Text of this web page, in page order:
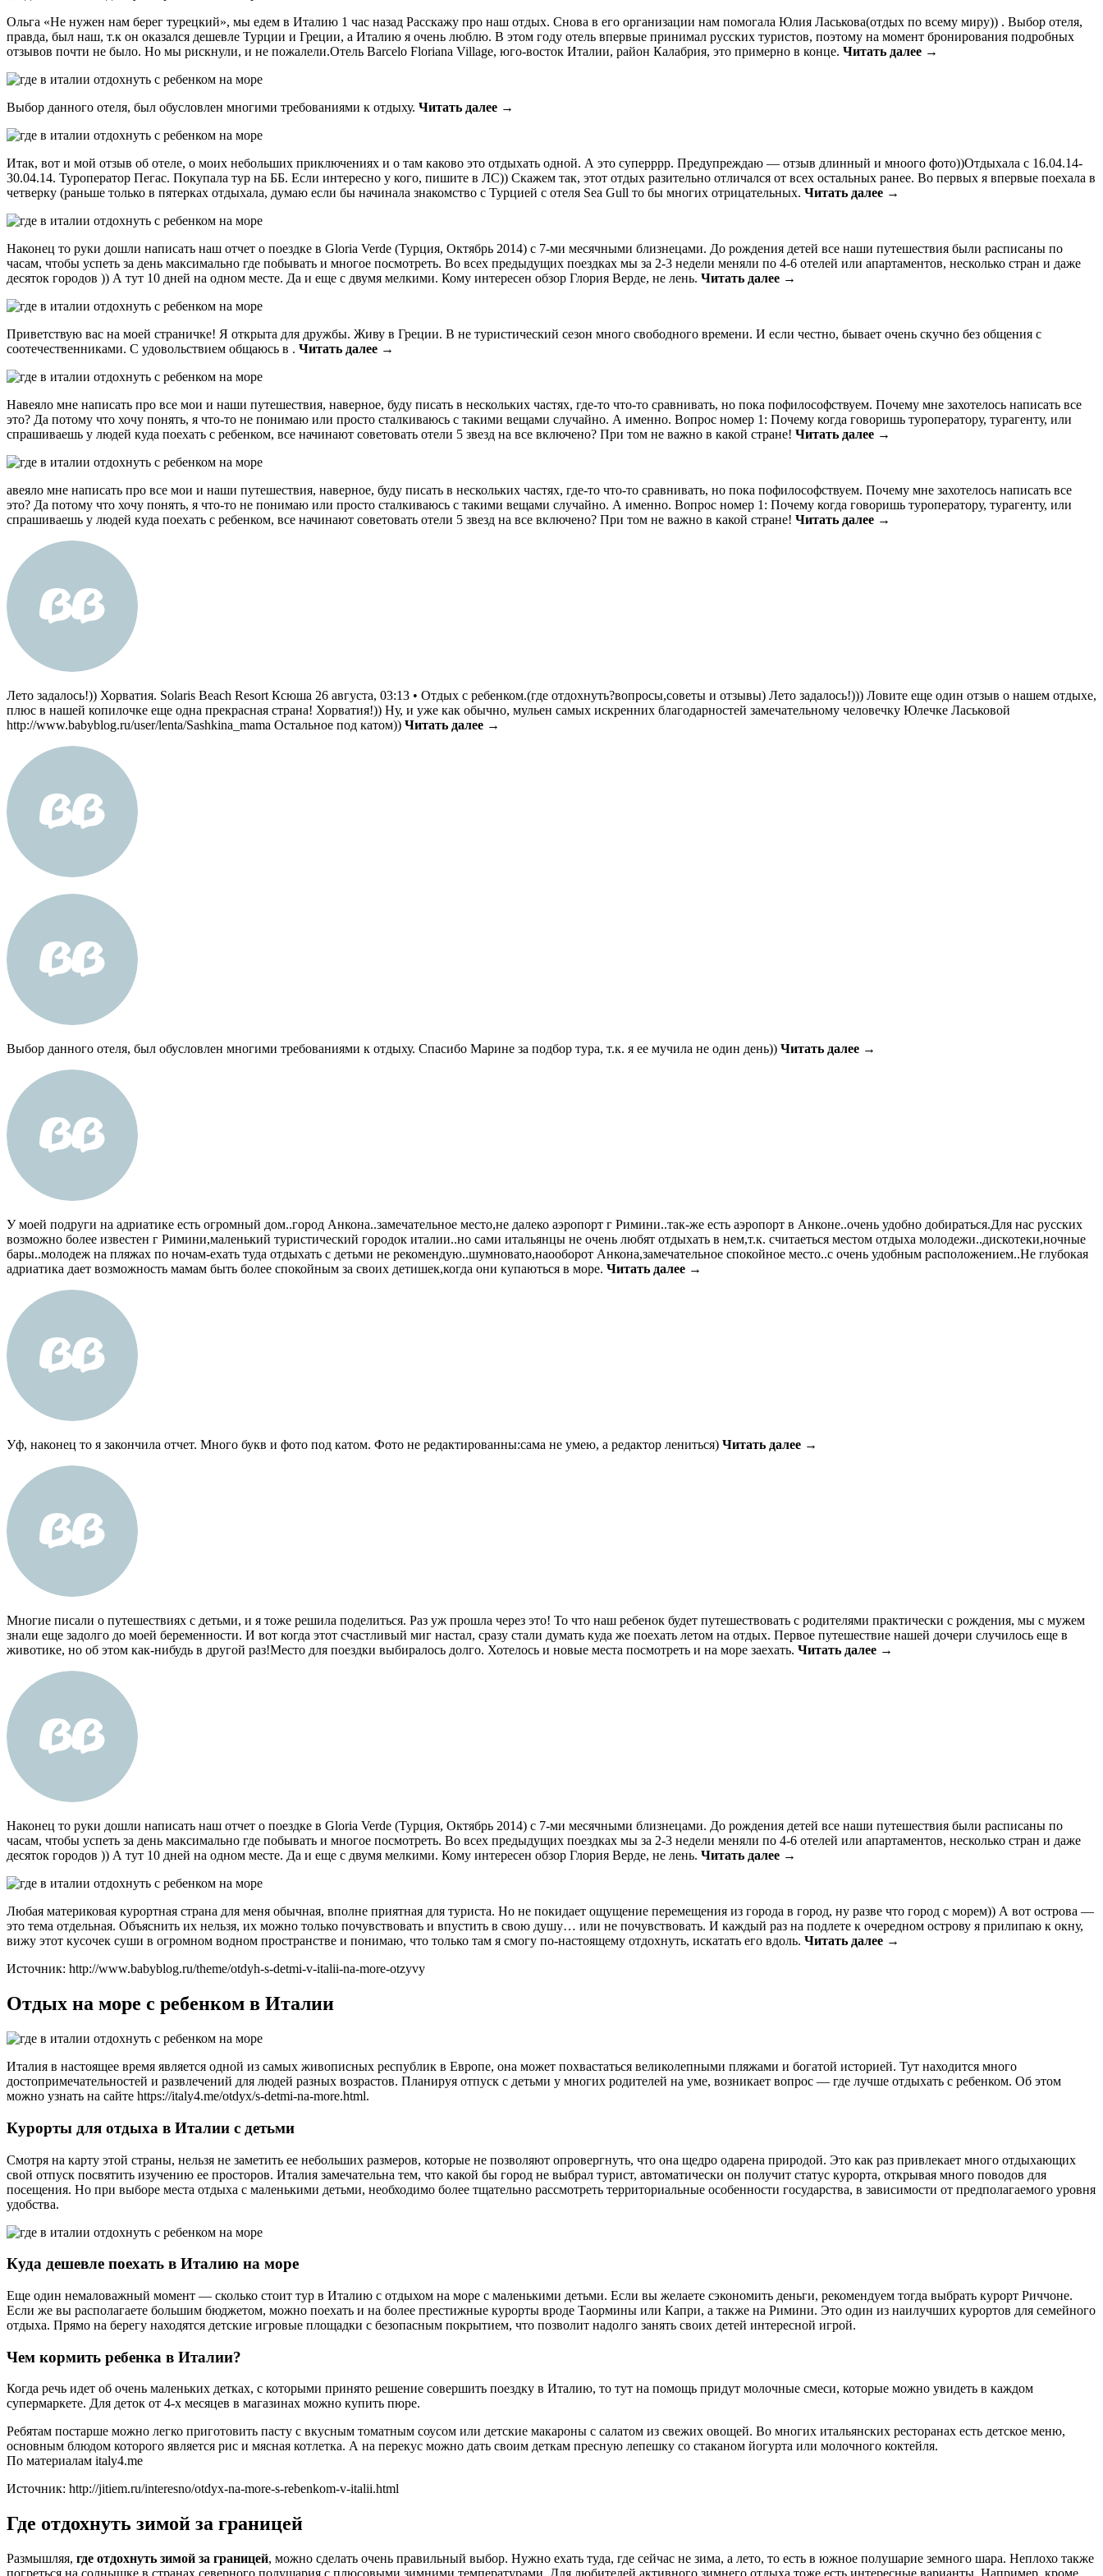
Ольга «Не нужен нам берег турецкий», мы едем в Италию 1 час назад Расскажу про наш отдых. Снова в его организации нам помогала Юлия Ласькова(отдых по всему миру)) . Выбор отеля,
правда, был наш, т.к он оказался дешевле Турции и Греции, а Италию я очень люблю. В этом году отель впервые принимал русских туристов, поэтому на момент бронирования подробных
отзывов почти не было. Но мы рискнули, и не пожалели.Отель Barcelo Floriana Village, юго-восток Италии, район Калабрия, это примерно в конце. Читать далее →
Выбор данного отеля, был обусловлен многими требованиями к отдыху. Читать далее →
Итак, вот и мой отзыв об отеле, о моих небольших приключениях и о там каково это отдыхать одной. А это суперррр. Предупреждаю — отзыв длинный и мноого фото))Отдыхала с 16.04.14-
30.04.14. Туроператор Пегас. Покупала тур на ББ. Если интересно у кого, пишите в ЛС)) Скажем так, этот отдых разительно отличался от всех остальных ранее. Во первых я впервые поехала в
четверку (раньше только в пятерках отдыхала, думаю если бы начинала знакомство с Турцией с отеля Sea Gull то бы многих отрицательных. Читать далее →
Наконец то руки дошли написать наш отчет о поездке в Gloria Verde (Турция, Октябрь 2014) с 7-ми месячными близнецами. До рождения детей все наши путешествия были расписаны по
часам, чтобы успеть за день максимально где побывать и многое посмотреть. Во всех предыдущих поездках мы за 2-3 недели меняли по 4-6 отелей или апартаментов, несколько стран и даже
десяток городов )) А тут 10 дней на одном месте. Да и еще с двумя мелкими. Кому интересен обзор Глория Верде, не лень. Читать далее →
Приветствую вас на моей страничке! Я открыта для дружбы. Живу в Греции. В не туристический сезон много свободного времени. И если честно, бывает очень скучно без общения с
соотечественниками. С удовольствием общаюсь в . Читать далее →
Навеяло мне написать про все мои и наши путешествия, наверное, буду писать в нескольких частях, где-то что-то сравнивать, но пока пофилософствуем. Почему мне захотелось написать все
это? Да потому что хочу понять, я что-то не понимаю или просто сталкиваюсь с такими вещами случайно. А именно. Вопрос номер 1: Почему когда говоришь туроператору, турагенту, или
спрашиваешь у людей куда поехать с ребенком, все начинают советовать отели 5 звезд на все включено? При том не важно в какой стране! Читать далее →
авеяло мне написать про все мои и наши путешествия, наверное, буду писать в нескольких частях, где-то что-то сравнивать, но пока пофилософствуем. Почему мне захотелось написать все
это? Да потому что хочу понять, я что-то не понимаю или просто сталкиваюсь с такими вещами случайно. А именно. Вопрос номер 1: Почему когда говоришь туроператору, турагенту, или
спрашиваешь у людей куда поехать с ребенком, все начинают советовать отели 5 звезд на все включено? При том не важно в какой стране! Читать далее →
Лето задалось!)) Хорватия. Solaris Beach Resort Ксюша 26 августа, 03:13 • Отдых с ребенком.(где отдохнуть?вопросы,советы и отзывы) Лето задалось!))) Ловите еще один отзыв о нашем отдыхе,
плюс в нашей копилочке еще одна прекрасная страна! Хорватия!)) Ну, и уже как обычно, мульен самых искренних благодарностей замечательному человечку Юлечке Ласьковой
http://www.babyblog.ru/user/lenta/Sashkina_mama Остальное под катом)) Читать далее →
Выбор данного отеля, был обусловлен многими требованиями к отдыху. Спасибо Марине за подбор тура, т.к. я ее мучила не один день)) Читать далее →
У моей подруги на адриатике есть огромный дом..город Анкона..замечательное место,не далеко аэропорт г Римини..так-же есть аэропорт в Анконе..очень удобно добираться.Для нас русских
возможно более известен г Римини,маленький туристический городок италии..но сами итальянцы не очень любят отдыхать в нем,т.к. считаеться местом отдыха молодежи..дискотеки,ночные
бары..молодеж на пляжах по ночам-ехать туда отдыхать с детьми не рекомендую..шумновато,наооборот Анкона,замечательное спокойное место..с очень удобным расположением..Не глубокая
адриатика дает возможность мамам быть более спокойным за своих детишек,когда они купаються в море. Читать далее →
Уф, наконец то я закончила отчет. Много букв и фото под катом. Фото не редактированны:сама не умею, а редактор лениться) Читать далее →
Многие писали о путешествиях с детьми, и я тоже решила поделиться. Раз уж прошла через это! То что наш ребенок будет путешествовать с родителями практически с рождения, мы с мужем
знали еще задолго до моей беременности. И вот когда этот счастливый миг настал, сразу стали думать куда же поехать летом на отдых. Первое путешествие нашей дочери случилось еще в
животике, но об этом как-нибудь в другой раз!Место для поездки выбиралось долго. Хотелось и новые места посмотреть и на море заехать. Читать далее →
Наконец то руки дошли написать наш отчет о поездке в Gloria Verde (Турция, Октябрь 2014) с 7-ми месячными близнецами. До рождения детей все наши путешествия были расписаны по
часам, чтобы успеть за день максимально где побывать и многое посмотреть. Во всех предыдущих поездках мы за 2-3 недели меняли по 4-6 отелей или апартаментов, несколько стран и даже
десяток городов )) А тут 10 дней на одном месте. Да и еще с двумя мелкими. Кому интересен обзор Глория Верде, не лень. Читать далее →
Любая материковая курортная страна для меня обычная, вполне приятная для туриста. Но не покидает ощущение перемещения из города в город, ну разве что город с морем)) А вот острова —
это тема отдельная. Объяснить их нельзя, их можно только почувствовать и впустить в свою душу… или не почувствовать. И каждый раз на подлете к очередном острову я прилипаю к окну,
вижу этот кусочек суши в огромном водном пространстве и понимаю, что только там я смогу по-настоящему отдохнуть, искатать его вдоль. Читать далее →
Источник: http://www.babyblog.ru/theme/otdyh-s-detmi-v-italii-na-more-otzyvy
Отдых на море с ребенком в Италии
Италия в настоящее время является одной из самых живописных республик в Европе, она может похвастаться великолепными пляжами и богатой историей. Тут находится много
достопримечательностей и развлечений для людей разных возрастов. Планируя отпуск с детьми у многих родителей на уме, возникает вопрос — где лучше отдыхать с ребенком. Об этом
можно узнать на сайте https://italy4.me/otdyx/s-detmi-na-more.html.
Курорты для отдыха в Италии с детьми
Смотря на карту этой страны, нельзя не заметить ее небольших размеров, которые не позволяют опровергнуть, что она щедро одарена природой. Это как раз привлекает много отдыхающих
свой отпуск посвятить изучению ее просторов. Италия замечательна тем, что какой бы город не выбрал турист, автоматически он получит статус курорта, открывая много поводов для
посещения. Но при выборе места отдыха с маленькими детьми, необходимо более тщательно рассмотреть территориальные особенности государства, в зависимости от предполагаемого уровня
удобства.
Куда дешевле поехать в Италию на море
Еще один немаловажный момент — сколько стоит тур в Италию с отдыхом на море с маленькими детьми. Если вы желаете сэкономить деньги, рекомендуем тогда выбрать курорт Риччоне.
Если же вы располагаете большим бюджетом, можно поехать и на более престижные курорты вроде Таормины или Капри, а также на Римини. Это один из наилучших курортов для семейного
отдыха. Прямо на берегу находятся детские игровые площадки с безопасным покрытием, что позволит надолго занять своих детей интересной игрой.
Чем кормить ребенка в Италии?
Когда речь идет об очень маленьких детках, с которыми принято решение совершить поездку в Италию, то тут на помощь придут молочные смеси, которые можно увидеть в каждом
супермаркете. Для деток от 4-х месяцев в магазинах можно купить пюре.
Ребятам постарше можно легко приготовить пасту с вкусным томатным соусом или детские макароны с салатом из свежих овощей. Во многих итальянских ресторанах есть детское меню,
основным блюдом которого является рис и мясная котлетка. А на перекус можно дать своим деткам пресную лепешку со стаканом йогурта или молочного коктейля.
По материалам italy4.me
Источник: http://jitiem.ru/interesno/otdyx-na-more-s-rebenkom-v-italii.html
Где отдохнуть зимой за границей
Размышляя, где отдохнуть зимой за границей, можно сделать очень правильный выбор. Нужно ехать туда, где сейчас не зима, а лето, то есть в южное полушарие земного шара. Неплохо также